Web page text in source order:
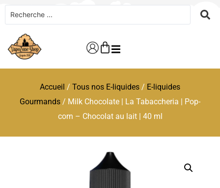
Accueil / Tous nos E-liquides / E-liquides
Gourmands / Milk Chocolate | La Tabaccheria | Pop-
corn – Chocolat au lait | 40 ml